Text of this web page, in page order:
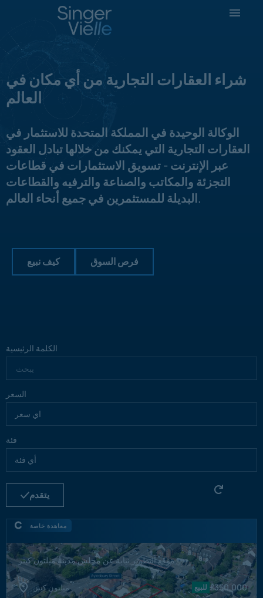
شراء العقارات التجارية من أي مكان في
العالم
الوكالة الوحيدة في المملكة المتحدة للاستثمار في
العقارات التجارية التي يمكنك من خلالها تبادل العقود
عبر الإنترنت - تسويق الاستثمارات في قطاعات
التجزئة والمكاتب والصناعة والترفيه والقطاعات
البديلة للمستثمرين في جميع أنحاء العالم.
كيف نبيع فرص السوق
الكلمة الرئيسية
السعر
فئة
يتقدم
معاهدة خاصة
موقع التطوير نيابة عن مجلس مدينة ميلتون كينز
ميلتون كينز للبيع £350,000